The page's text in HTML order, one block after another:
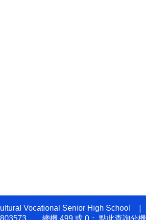
取 國立台東專科學校 園藝暨景觀科
取 國立中興大學進修班 生物產業管理系
取 國立中興大學進修班 中國文學系
】錄取 臺北城市科技大學 餐飲事業系
芊羽) 榮獲第五名！
獲 高中職B團體丙組民俗舞「優等」！
林彥丞 榮獲優勝第十三名
羅芷晴 榮獲優勝第九名
陳葦婕 榮獲優勝第十一名
初賽 榮獲高中職B團體丙民俗舞特優
2025全國四健作業組競賽 榮獲全國三等獎
盃全國製茶技術競賽 榮獲高中職組亞軍
組佳作
Vocational Senior High School
、 總機 499 或 0； 點此查詢分機